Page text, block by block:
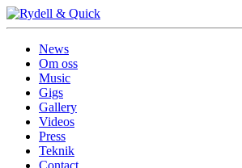
News
Om oss
Music
Gigs
Gallery
Videos
Press
Teknik
Contact